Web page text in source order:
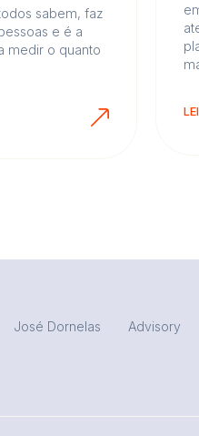
sabem, faz
e é a
medir o quanto
José Dornelas Advisory